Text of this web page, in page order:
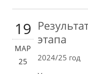
19
МАР
25
этапа
2024/25 год